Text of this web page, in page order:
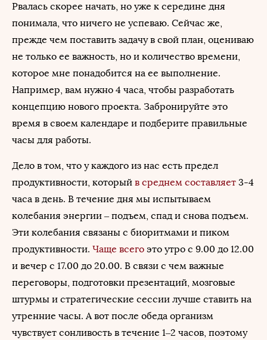
Рвалась скорее начать, но уже к середине дня
понимала, что ничего не успеваю. Сейчас же,
прежде чем поставить задачу в свой план, оцениваю
не только ее важность, но и количество времени,
которое мне понадобится на ее выполнение.
Например, вам нужно 4 часа, чтобы разработать
концепцию нового проекта. Забронируйте это
время в своем календаре и подберите правильные
часы для работы.
Дело в том, что у каждого из нас есть предел
продуктивности, который в среднем составляет 3-4
часа в день. В течение дня мы испытываем
колебания энергии – подъем, спад и снова подъем.
Эти колебания связаны с биоритмами и пиком
продуктивности. Чаще всего это утро с 9.00 до 12.00
и вечер с 17.00 до 20.00. В связи с чем важные
переговоры, подготовки презентаций, мозговые
штурмы и стратегические сессии лучше ставить на
утренние часы. А вот после обеда организм
чувствует сонливость в течение 1–2 часов, поэтому